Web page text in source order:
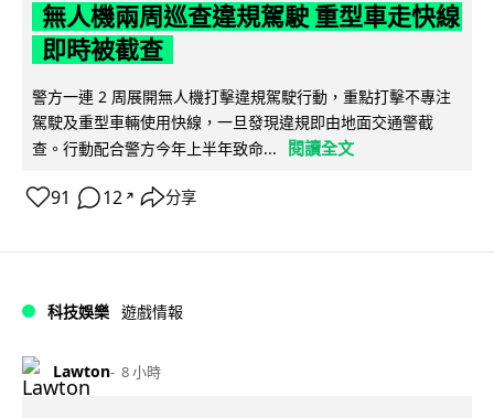
無人機兩周巡查違規駕駛 重型車走快線
即時被截查
警方一連 2 周展開無人機打擊違規駕駛行動，重點打擊不專注
駕駛及重型車輛使用快線，一旦發現違規即由地面交通警截
查。行動配合警方今年上半年致命...
閱讀全文
91 12 ↗ 分享
科技娛樂 遊戲情報
Lawton 8 小時